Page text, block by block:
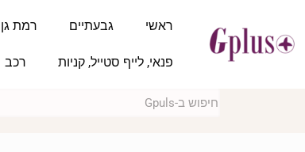
ראשי גבעתיים רמת גן
פנאי, לייף סטייל, קניות רכב